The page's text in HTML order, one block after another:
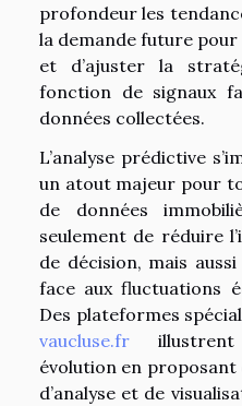
profondeur les
la demande future
et d’ajuster la
fonction de signaux
données collectées.
L’analyse prédictive
un atout majeur pour
de données
seulement de réduire
de décision, mais
face aux fluctuations
Des plateformes
vaucluse.fr illustrent
évolution en proposant
d’analyse et de